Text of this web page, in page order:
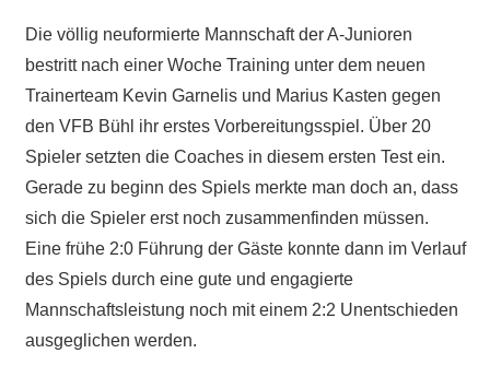
Die völlig neuformierte Mannschaft der A-Junioren
bestritt nach einer Woche Training unter dem neuen
Trainerteam Kevin Garnelis und Marius Kasten gegen
den VFB Bühl ihr erstes Vorbereitungsspiel. Über 20
Spieler setzten die Coaches in diesem ersten Test ein.
Gerade zu beginn des Spiels merkte man doch an, dass
sich die Spieler erst noch zusammenfinden müssen.
Eine frühe 2:0 Führung der Gäste konnte dann im Verlauf
des Spiels durch eine gute und engagierte
Mannschaftsleistung noch mit einem 2:2 Unentschieden
ausgeglichen werden.